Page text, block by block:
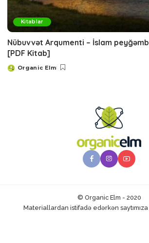
Kitablar
Nübuvvət Arqumenti – İslam
[PDF Kitab]
Posted
Organic Elm
© Organic Elm - 2020
Materiallardan istifadə edərkən